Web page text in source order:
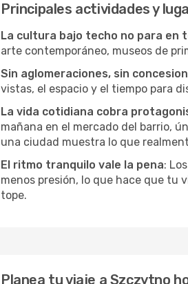
Principales actividades y
La cultura bajo techo no para en
arte contemporáneo, museos de
Sin aglomeraciones, sin
vistas, el espacio y el tiempo para
La vida cotidiana cobra
mañana en el mercado del barrio,
una ciudad muestra lo que
El ritmo tranquilo vale la pena:
menos presión, lo que hace que tu
tope.
Planea tu viaje a Szczytno